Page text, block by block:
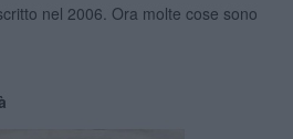
nel 2006. Ora molte cose sono